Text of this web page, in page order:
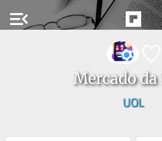
menu_open
Mercado da
UOL